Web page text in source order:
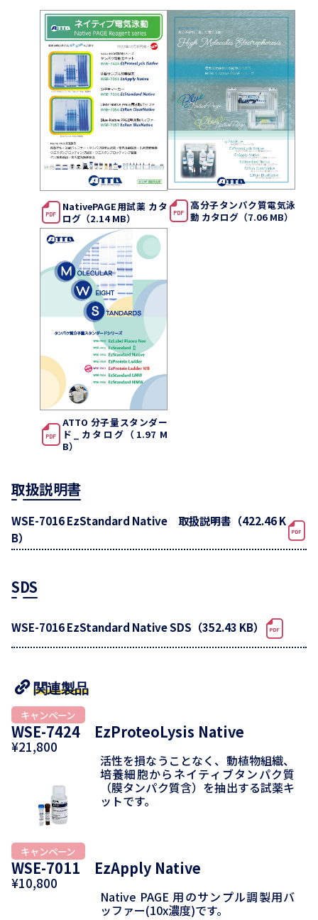
NativePAGE用試薬 カタ
ログ（2.14 MB）
高分子タンパク質電気泳
動 カタログ（7.06 MB）
ATTO 分子量スタンダー
ド_カタログ（1.97 M
B）
取扱説明書
WSE-7016 EzStandard Native 取扱説明書（422.46 K
B）
SDS
WSE-7016 EzStandard Native SDS（352.43 KB）
関連製品
WSE-7424 EzProteoLysis Native
¥21,800
活性を損なうことなく、動植物組織、
培養細胞からネイティブタンパク質
（膜タンパク質含）を抽出する試薬キ
ットです。
WSE-7011 EzApply Native
¥10,800
Native PAGE 用のサンプル調製用バ
ッファー(10x濃度)です。